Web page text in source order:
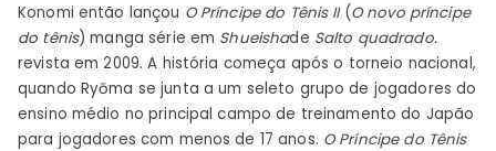
Konomi então lançou O Príncipe do Tênis II(O novo príncipe
do tênis) manga série em Shueishade Salto quadrado.
revista em 2009. A história começa após o torneio nacional,
quando Ryōma se junta a um seleto grupo de jogadores do
ensino médio no principal campo de treinamento do Japão
para jogadores com menos de 17 anos. O Príncipe do Tênis